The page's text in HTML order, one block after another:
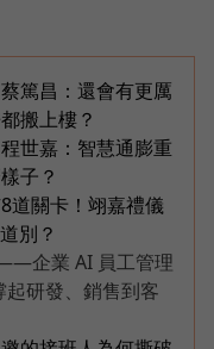
篤昌：還會有更厲
搬上樓？
世嘉：智慧通膨重
子？
道關卡！翊嘉禮儀
別？
企業 AI 員工管理
起研發、銷售到客